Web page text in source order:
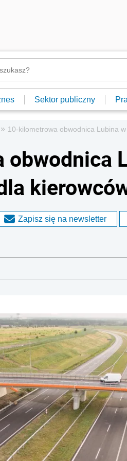
Sektor publiczny
» 10-kilometrowa obwodnica Lubina
Zapisz się na newsletter